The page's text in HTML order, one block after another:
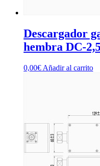
Descargador
hembra DC-
0,00€ Añadir al carrito